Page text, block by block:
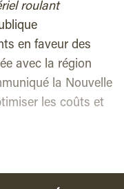
roulant
en faveur des
avec la région
la Nouvelle
les coûts et